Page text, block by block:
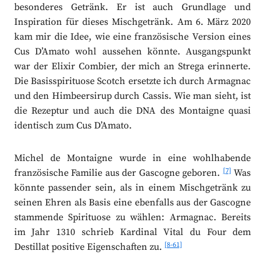
besonderes Getränk. Er ist auch Grundlage und
Inspiration für dieses Mischgetränk. Am 6. März 2020
kam mir die Idee, wie eine französische Version eines
Cus D’Amato wohl aussehen könnte. Ausgangspunkt
war der Elixir Combier, der mich an Strega erinnerte.
Die Basisspirituose Scotch ersetzte ich durch Armagnac
und den Himbeersirup durch Cassis. Wie man sieht, ist
die Rezeptur und auch die DNA des Montaigne quasi
identisch zum Cus D’Amato.
Michel de Montaigne wurde in eine wohlhabende
französische Familie aus der Gascogne geboren.[7] Was
könnte passender sein, als in einem Mischgetränk zu
seinen Ehren als Basis eine ebenfalls aus der Gascogne
stammende Spirituose zu wählen: Armagnac. Bereits
im Jahr 1310 schrieb Kardinal Vital du Four dem
Destillat positive Eigenschaften zu.[8-61]